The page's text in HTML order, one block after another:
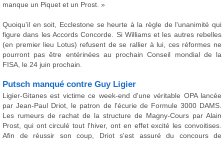
manque un Piquet et un Prost. »
Quoiqu'il en soit, Ecclestone se heurte à la règle de l'unanimité qui
figure dans les Accords Concorde. Si Williams et les autres rebelles
(en premier lieu Lotus) refusent de se rallier à lui, ces réformes ne
pourront pas être entérinées au prochain Conseil mondial de la
FISA, le 24 juin prochain.
Putsch manqué contre Guy Ligier
Ligier-Gitanes est victime ce week-end d'une véritable OPA lancée
par Jean-Paul Driot, le patron de l'écurie de Formule 3000 DAMS.
Les rumeurs de rachat de la structure de Magny-Cours par Alain
Prost, qui ont circulé tout l'hiver, ont en effet excité les convoitises.
Afin de réussir son coup, Driot s'est assuré du concours de